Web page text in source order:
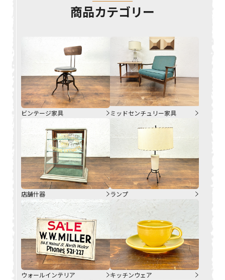
商品カテゴリー
ビンテージ家具 ミッドセンチュリー家具
店舗什器 ランプ
ウォールインテリア キッチンウェア